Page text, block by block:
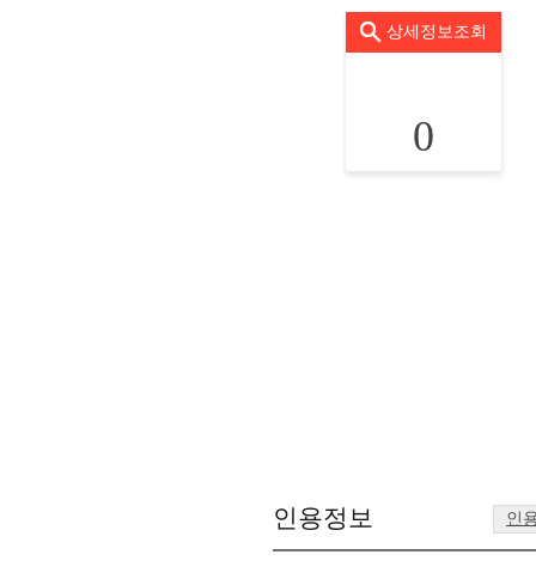
상세정보조회
0
인용정보 인